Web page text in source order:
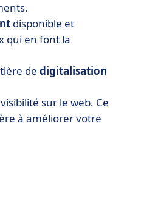
disponible et
qui en font la
de digitalisation
sur le web. Ce
à améliorer votre